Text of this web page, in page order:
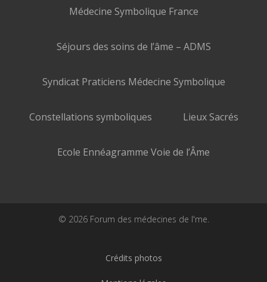
Médecine Symbolique France
Séjours des soins de l’âme – ADMS
Syndicat Praticiens Médecine Symbolique
Constellations symboliques Lieux Sacrés
Ecole Ennéagramme Voie de l’Âme
© 2026 Forum des médecines de l'me.
Crédits photos